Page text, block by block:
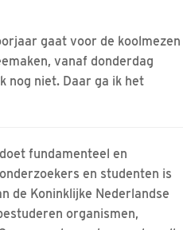
gaat voor de koolmezen
vanaf donderdag
nog niet. Daar ga ik het
fundamenteel en
en studenten is
de Koninklijke Nederlandse
organismen,